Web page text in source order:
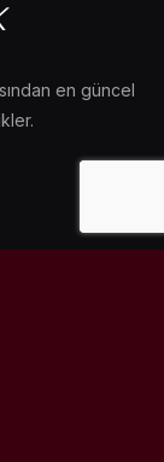
en güncel